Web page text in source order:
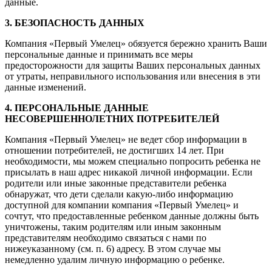
данные.
3. БЕЗОПАСНОСТЬ ДАННЫХ
Компания «Первый Умелец» обязуется бережно хранить Ваши
персональные данные и принимать все меры
предосторожности для защиты Ваших персональных данных
от утраты, неправильного использования или внесения в эти
данные изменений.
4. ПЕРСОНАЛЬНЫЕ ДАННЫЕ
НЕСОВЕРШЕННОЛЕТНИХ ПОТРЕБИТЕЛЕЙ
Компания «Первый Умелец» не ведет сбор информации в
отношении потребителей, не достигших 14 лет. При
необходимости, мы можем специально попросить ребенка не
присылать в наш адрес никакой личной информации. Если
родители или иные законные представители ребенка
обнаружат, что дети сделали какую-либо информацию
доступной для компании компания «Первый Умелец» и
сочтут, что предоставленные ребенком данные должны быть
уничтожены, таким родителям или иным законным
представителям необходимо связаться с нами по
нижеуказанному (см. п. 6) адресу. В этом случае мы
немедленно удалим личную информацию о ребенке.